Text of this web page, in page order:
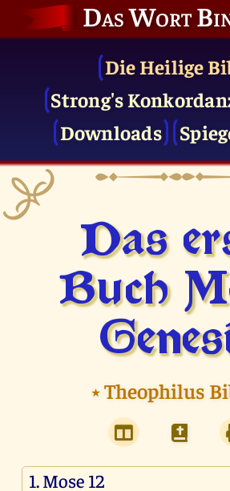
Das Wort
Die Heilige
Strong's
Downloads
Das
Buch
⭑Theophilus